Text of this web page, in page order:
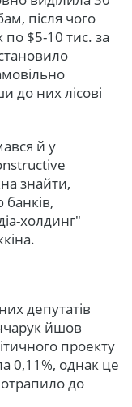
після чого
по $5-10 тис. за
до них лісові
й у
знайти,
холдинг"
депутатів
йшов
проекту
0,11%, однак це
до